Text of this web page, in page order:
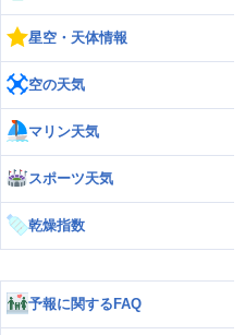
星空・天体情報
空の天気
マリン天気
スポーツ天気
乾燥指数
予報に関するFAQ